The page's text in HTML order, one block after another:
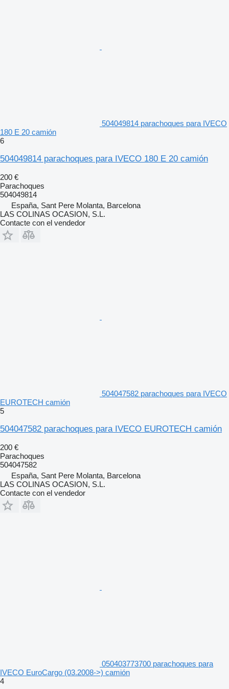
504049814 parachoques para IVECO
180 E 20 camión
6
504049814 parachoques para IVECO 180 E 20 camión
200 €
Parachoques
504049814
España, Sant Pere Molanta, Barcelona
LAS COLINAS OCASION, S.L.
Contacte con el vendedor
504047582 parachoques para IVECO
EUROTECH camión
5
504047582 parachoques para IVECO EUROTECH camión
200 €
Parachoques
504047582
España, Sant Pere Molanta, Barcelona
LAS COLINAS OCASION, S.L.
Contacte con el vendedor
050403773700 parachoques para
IVECO EuroCargo (03.2008->) camión
4